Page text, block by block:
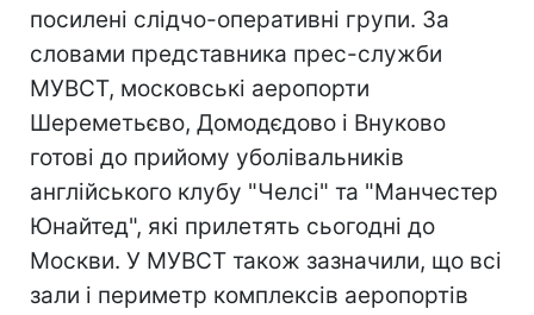
посилені слідчо-оперативні групи. За
словами представника прес-служби
МУВСТ, московські аеропорти
Шереметьєво, Домодєдово і Внуково
готові до прийому уболівальників
англійського клубу "Челсі" та "Манчестер
Юнайтед", які прилетять сьогодні до
Москви. У МУВСТ також зазначили, що всі
зали і периметр комплексів аеропортів